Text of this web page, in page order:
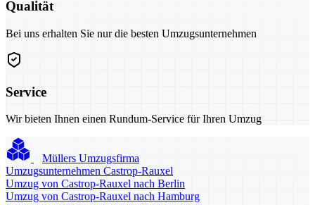
Qualität
Bei uns erhalten Sie nur die besten Umzugsunternehmen
Service
Wir bieten Ihnen einen Rundum-Service für Ihren Umzug
Müllers Umzugsfirma
Umzugsunternehmen Castrop-Rauxel
Umzug von Castrop-Rauxel nach Berlin
Umzug von Castrop-Rauxel nach Hamburg